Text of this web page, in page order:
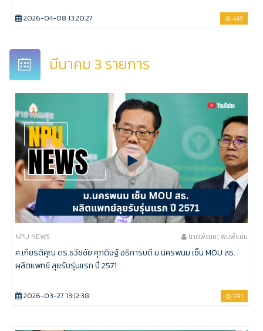
2026-04-08 13:20:27 443
มีนาคม 3 รายการ
NPU NEWS นายพัฒนะ พิมพ์แน่น
ศ.เกียรติคุณ ดร.ธวัชชัย ศุภดิษฐ์ อธิการบดี ม.นครพนม เซ็น MOU สธ.
ผลิตแพทย์ ลุยรับรุ่นแรก ปี 2571
2026-03-27 13:12:38 591